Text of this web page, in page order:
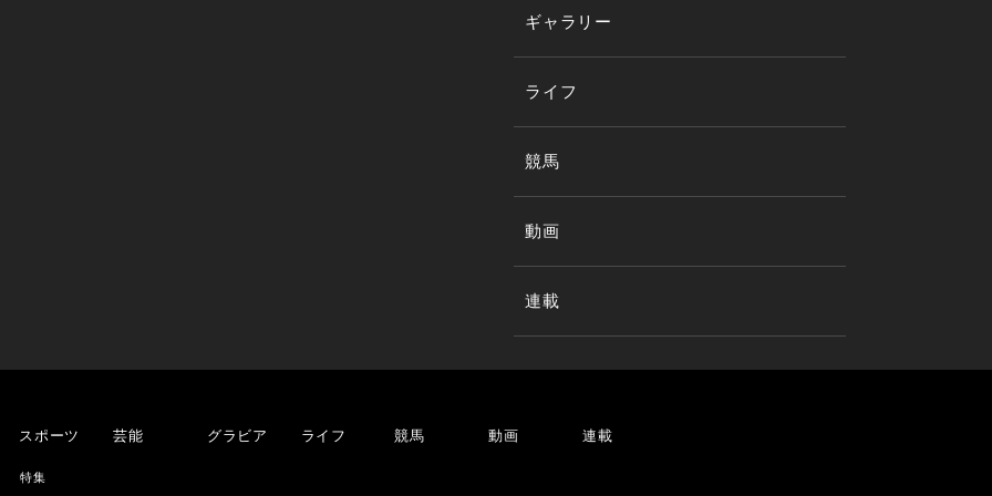
ギャラリー
ライフ
競馬
動画
連載
スポーツ
特集
芸能 グラビア ライフ 競馬 動画 連載